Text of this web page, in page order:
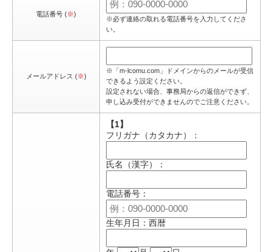
電話番号 (※)
※必ず連絡の取れる電話番号を入力してくださ
い。
メールアドレス (※)
※「m-lcomu.com」ドメインからのメールが受信
できるよう設定ください。
設定されない場合、事務局からの返信ができず、
申し込み受付ができませんのでご注意ください。
【1】
フリガナ（カタカナ）：
氏名（漢字）：
電話番号：
生年月日：西暦